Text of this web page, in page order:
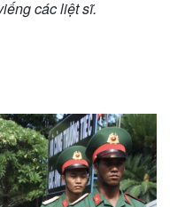
các liệt sĩ.